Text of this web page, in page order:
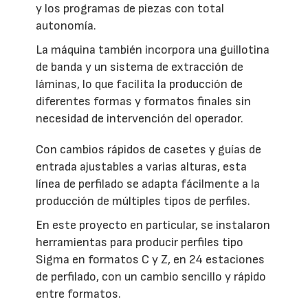
y los programas de piezas con total
autonomía.
La máquina también incorpora una guillotina
de banda y un sistema de extracción de
láminas, lo que facilita la producción de
diferentes formas y formatos finales sin
necesidad de intervención del operador.
Con cambios rápidos de casetes y guías de
entrada ajustables a varias alturas, esta
línea de perfilado se adapta fácilmente a la
producción de múltiples tipos de perfiles.
En este proyecto en particular, se instalaron
herramientas para producir perfiles tipo
Sigma en formatos C y Z, en 24 estaciones
de perfilado, con un cambio sencillo y rápido
entre formatos.